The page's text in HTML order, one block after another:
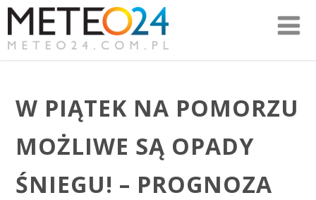
W PIĄTEK NA POMORZU
MOŻLIWE SĄ OPADY
ŚNIEGU! – PROGNOZA